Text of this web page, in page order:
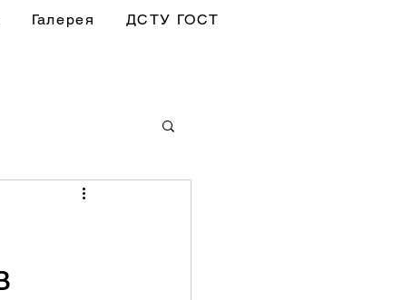
Галерея ДСТУ ГОСТ